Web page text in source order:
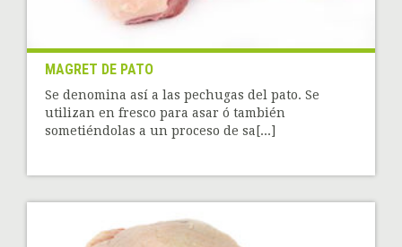
MAGRET DE PATO
Se denomina así a las pechugas del pato. Se
utilizan en fresco para asar ó también
sometiéndolas a un proceso de sa[...]